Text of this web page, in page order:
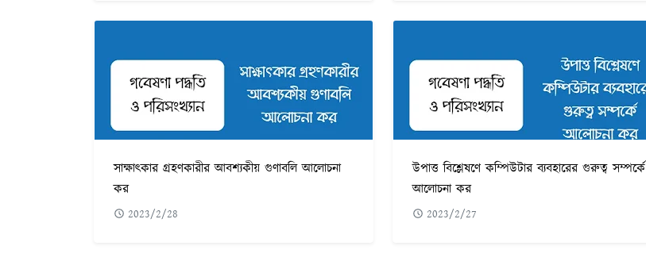
সাক্ষাৎকার গ্রহণকারীর আবশ্যকীয় গুণাবলি আলোচনা
কর
2023/2/28
উপাত্ত বিশ্লেষণে কম্পিউটার ব্যবহারের গুরুত্ব সম্পর্কে
আলোচনা কর
2023/2/27